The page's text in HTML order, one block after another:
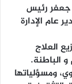
جعفر رئيس
عام الإدارة
العلاج
الباطنة.
ومسؤلياتها